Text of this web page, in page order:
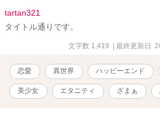
tartan321
タイトル通りです。
文字数 1,419 | 最終更新日
恋愛 異世界 ハッピーエンド
美少女 エタニティ ざまぁ